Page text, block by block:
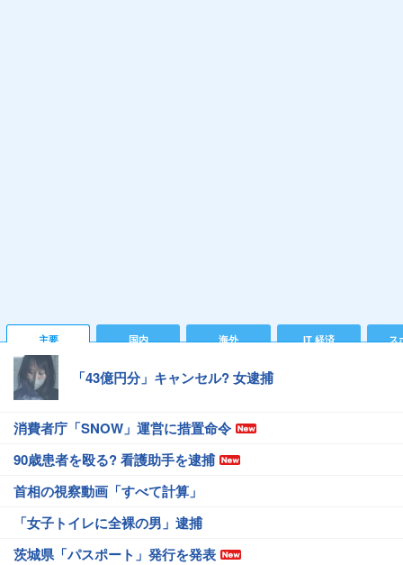
主要 国内 海外 IT 経済 ス
「43億円分」キャンセル? 女逮捕
消費者庁「SNOW」運営に措置命令
90歳患者を殴る? 看護助手を逮捕
首相の視察動画「すべて計算」
「女子トイレに全裸の男」逮捕
茨城県「パスポート」発行を発表